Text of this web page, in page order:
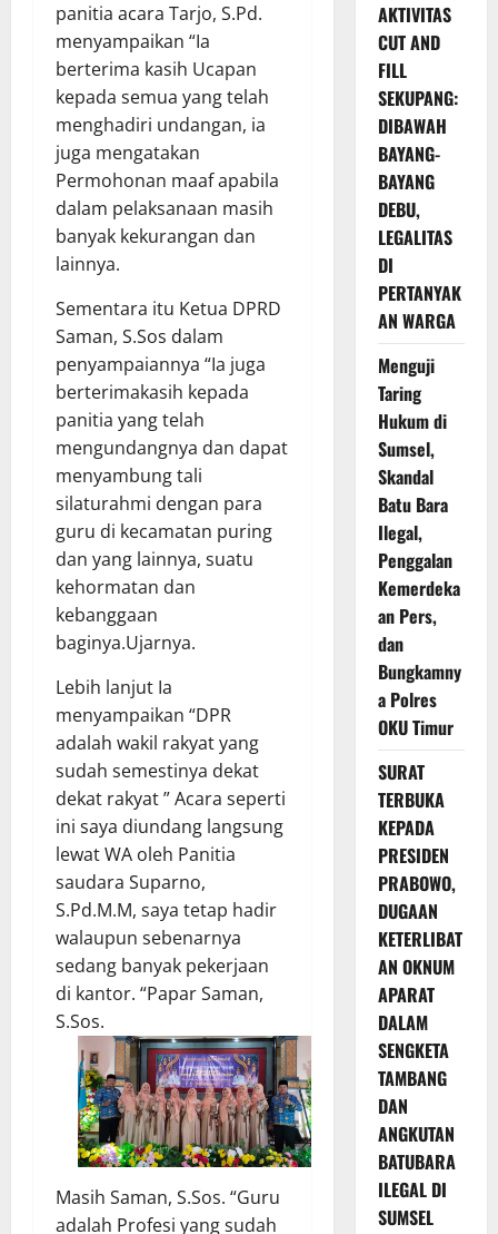
panitia acara Tarjo, S.Pd.
menyampaikan “Ia
berterima kasih Ucapan
kepada semua yang telah
menghadiri undangan, ia
juga mengatakan
Permohonan maaf apabila
dalam pelaksanaan masih
banyak kekurangan dan
lainnya.
Sementara itu Ketua DPRD
Saman, S.Sos dalam
penyampaiannya “Ia juga
berterimakasih kepada
panitia yang telah
mengundangnya dan dapat
menyambung tali
silaturahmi dengan para
guru di kecamatan puring
dan yang lainnya, suatu
kehormatan dan
kebanggaan
baginya.Ujarnya.
Lebih lanjut Ia
menyampaikan “DPR
adalah wakil rakyat yang
sudah semestinya dekat
dekat rakyat ” Acara seperti
ini saya diundang langsung
lewat WA oleh Panitia
saudara Suparno,
S.Pd.M.M, saya tetap hadir
walaupun sebenarnya
sedang banyak pekerjaan
di kantor. “Papar Saman,
S.Sos.
Masih Saman, S.Sos. “Guru
adalah Profesi yang sudah
AKTIVITAS
CUT AND
FILL
SEKUPANG:
DIBAWAH
BAYANG-
BAYANG
DEBU,
LEGALITAS
DI
PERTANYAK
AN WARGA
Menguji
Taring
Hukum di
Sumsel,
Skandal
Batu Bara
Ilegal,
Penggalan
Kemerdeka
an Pers,
dan
Bungkamny
a Polres
OKU Timur
SURAT
TERBUKA
KEPADA
PRESIDEN
PRABOWO,
DUGAAN
KETERLIBAT
AN OKNUM
APARAT
DALAM
SENGKETA
TAMBANG
DAN
ANGKUTAN
BATUBARA
ILEGAL DI
SUMSEL